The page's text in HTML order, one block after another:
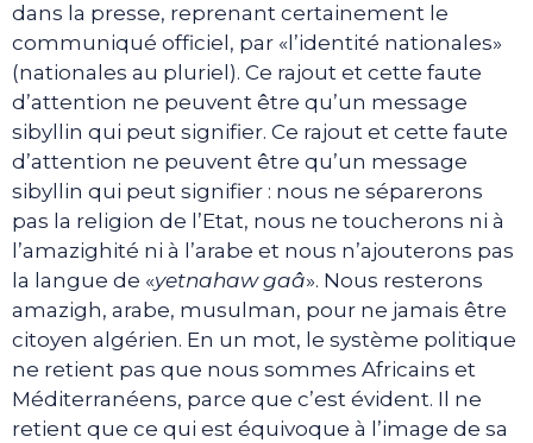
dans la presse, reprenant certainement le
communiqué officiel, par «l’identité nationales»
(nationales au pluriel). Ce rajout et cette faute
d’attention ne peuvent être qu’un message
sibyllin qui peut signifier. Ce rajout et cette faute
d’attention ne peuvent être qu’un message
sibyllin qui peut signifier : nous ne séparerons
pas la religion de l’Etat, nous ne toucherons ni à
l’amazighité ni à l’arabe et nous n’ajouterons pas
la langue de «yetnahaw gaâ». Nous resterons
amazigh, arabe, musulman, pour ne jamais être
citoyen algérien. En un mot, le système politique
ne retient pas que nous sommes Africains et
Méditerranéens, parce que c’est évident. Il ne
retient que ce qui est équivoque à l’image de sa